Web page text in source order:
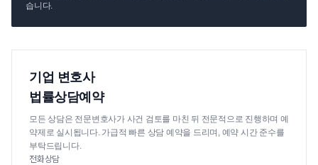
습니다.
기업 변호사
법률상담예약
모든 상담은 전문변호사가 사건 검토를 마친 뒤 전문적으로 진행하며 예
약제로 실시됩니다. 가급적 빠른 상담 예약을 드리며, 예약 시간 준수를
부탁드립니다.
전화상담